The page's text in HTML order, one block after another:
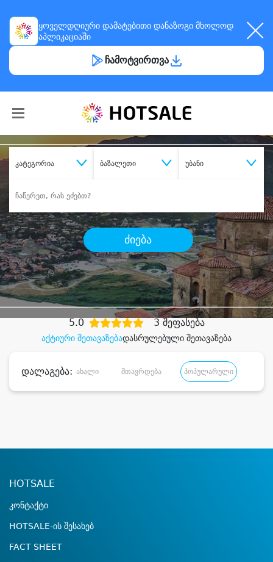
ყოველდღიური დამატებითი დანაზოგი მხოლოდ
აპლიკაციაში
ჩამოტვირთვა
კატეგორია ბაზალეთი უბანი
ძიება
შეიძინესასურველი მომსახურება
დიდი დანაზოგით
აქტიური შეთავაზებადასრულებული შეთავაზება
5.0 3 შეფასება
დალაგება: ახალი მთავრდება პოპულარული
HOTSALE
კონტაქტი
HOTSALE-ის შესახებ
FACT SHEET